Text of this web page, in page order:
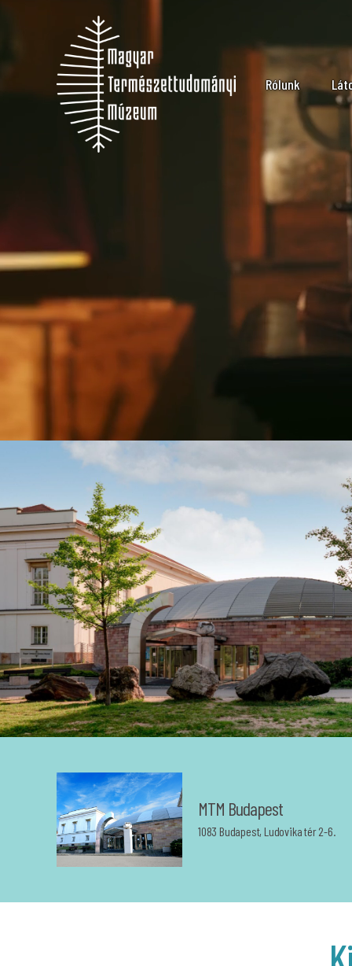
Rólunk
Küldetés
Múzeumtörténet
Szervezeti
Karrier
Kapcsolat
Hírek,
MTM Budapest
1083 Budapest, Ludovika tér 2-6.